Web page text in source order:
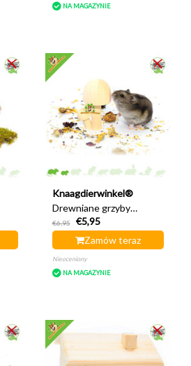
NA MAGAZYNIE
Knaagdierwinkel®
Drewniane grzyby
dekoracyjne do
chomików 8,5 cm
€6,95
€5,95
Zamów teraz
Nieoceniony
NA MAGAZYNIE